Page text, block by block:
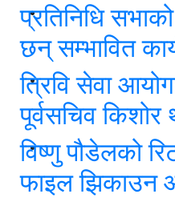
प्रतिनिधि
छन् सम्भावित
त्रिवि सेवा
पूर्वसचिव किशोर
विष्णु पौडेलको
फाइल झिकाउन